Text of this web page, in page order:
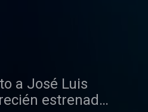
a José Luis
estrenado,